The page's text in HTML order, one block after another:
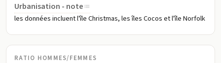
Urbanisation - note
les données incluent l'île Christmas, les îles Cocos et l'île Norfolk
RATIO HOMMES/FEMMES